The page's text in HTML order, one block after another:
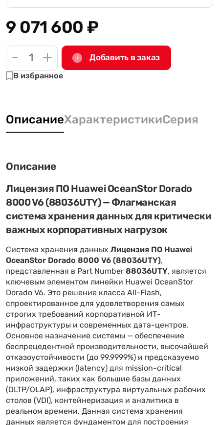
9 071 600₽
- + Добавить в заказ
В избранное
ОписаниеХарактеристикиСерия
Описание
Лицензия ПО Huawei OceanStor Dorado
8000 V6 (88036UTY) — Флагманская
система хранения данных для критически
важных корпоративных нагрузок
Система хранения данных Лицензия ПО Huawei
OceanStor Dorado 8000 V6 (88036UTY),
представленная в Part Number88036UTY, является
ключевым элементом линейки Huawei OceanStor
Dorado V6. Это решение класса All-Flash,
спроектированное для удовлетворения самых
строгих требований корпоративной ИТ-
инфраструктуры и современных дата-центров.
Основное назначение системы — обеспечение
беспрецедентной производительности, высочайшей
отказоустойчивости (до 99.9999%) и предсказуемо
низкой задержки (latency) для mission-critical
приложений, таких как большие базы данных
(OLTP/OLAP), инфраструктура виртуальных рабочих
столов (VDI), контейнеризация и аналитика в
реальном времени. Данная система хранения
данных является фундаментом для построения